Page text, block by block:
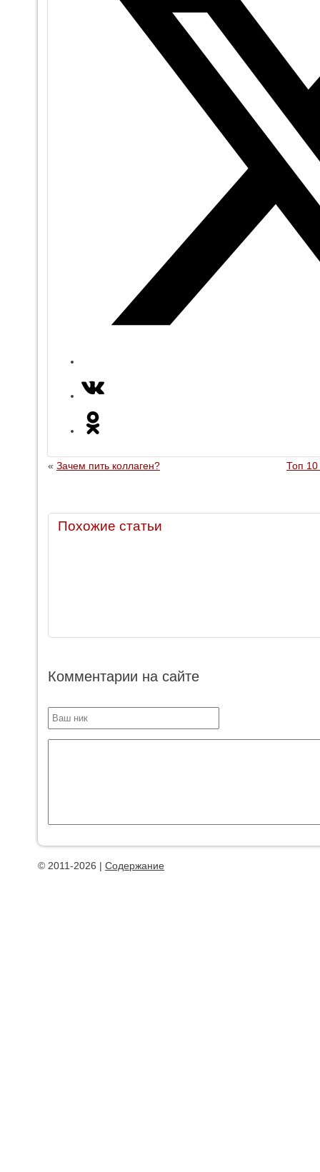
« Зачем пить коллаген? Топ 10
Похожие статьи
Комментарии на сайте
© 2011-2026 | Содержание